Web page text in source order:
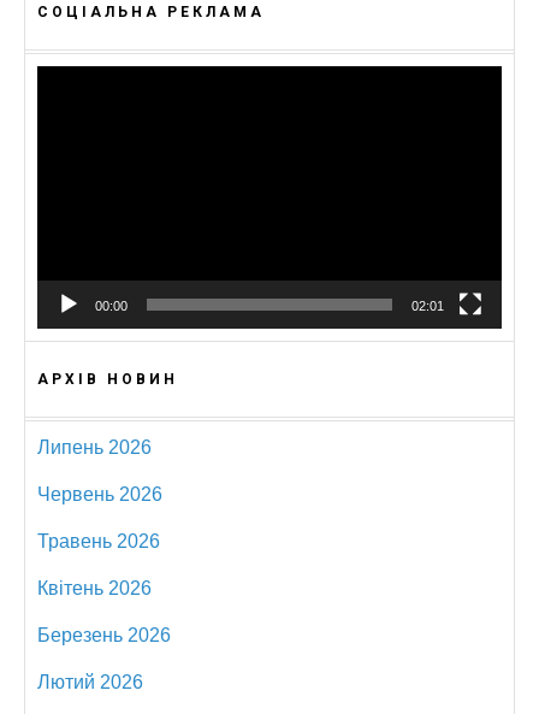
СОЦІАЛЬНА РЕКЛАМА
00:00 02:01
АРХІВ НОВИН
Липень 2026
Червень 2026
Травень 2026
Квітень 2026
Березень 2026
Лютий 2026